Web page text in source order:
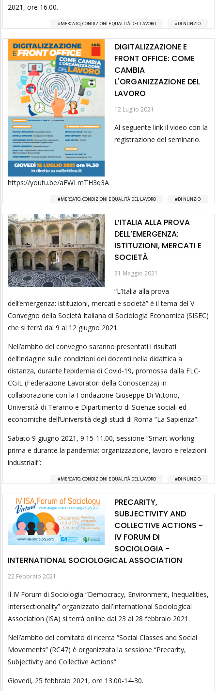
2021, ore 16.00.
MERCATO, CONDIZIONI E QUALITÀ DEL LAVORO DI NUNZIO
DIGITALIZZAZIONE E
FRONT OFFICE: COME
CAMBIA
L'ORGANIZZAZIONE DEL
LAVORO
12 Luglio 2021
Al seguente link il video con la
registrazione del seminario.
https://youtu.be/aEWLmTH3q3A
MERCATO, CONDIZIONI E QUALITÀ DEL LAVORO DI NUNZIO
L’ITALIA ALLA PROVA
DELL’EMERGENZA:
ISTITUZIONI, MERCATI E
SOCIETÀ
31 Maggio 2021
“L’Italia alla prova
dell’emergenza: istituzioni, mercati e società” è il tema del V
Convegno della Società Italiana di Sociologia Economica (SISEC)
che si terrà dal 9 al 12 giugno 2021.
Nell’ambito del convegno saranno presentati i risultati
dell’indagine sulle condizioni dei docenti nella didattica a
distanza, durante l’epidemia di Covid-19, promossa dalla FLC-
CGIL (Federazione Lavoratori della Conoscenza) in
collaborazione con la Fondazione Giuseppe Di Vittorio,
Università di Teramo e Dipartimento di Scienze sociali ed
economiche dell’Università degli studi di Roma “La Sapienza”.
Sabato 9 giugno 2021, 9.15-11.00, sessione “Smart working
prima e durante la pandemia: organizzazione, lavoro e relazioni
industriali”:
MERCATO, CONDIZIONI E QUALITÀ DEL LAVORO DI NUNZIO
PRECARITY,
SUBJECTIVITY AND
COLLECTIVE ACTIONS -
IV FORUM DI
SOCIOLOGIA -
INTERNATIONAL SOCIOLOGICAL ASSOCIATION
22 Febbraio 2021
Il IV Forum di Sociologia “Democracy, Environment, Inequalities,
Intersectionality” organizzato dall’International Sociological
Association (ISA) si terrà online dal 23 al 28 febbraio 2021.
Nell’ambito del comitato di ricerca “Social Classes and Social
Movements” (RC47) è organizzata la sessione “Precarity,
Subjectivity and Collective Actions”.
Giovedì, 25 febbraio 2021, ore 13.00-14-30.